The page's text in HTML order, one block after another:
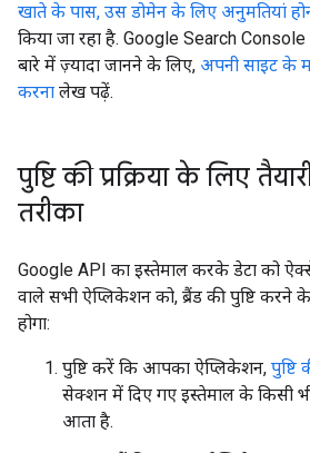
खाते के पास, उस डोमेन के लिए अनुमतियां
किया जा रहा है. Google Search
बारे में ज़्यादा जानने के लिए, अपनी साइट के
करना लेख पढ़ें.
पुष्टि की प्रक्रिया के लिए
तरीका
Google API का इस्तेमाल करके डेटा को
वाले सभी ऐप्लिकेशन को, ब्रैंड की पुष्टि करने
होगा:
पुष्टि करें कि आपका ऐप्लिकेशन, पुष्टि
सेक्शन में दिए गए इस्तेमाल के किसी
आता है.